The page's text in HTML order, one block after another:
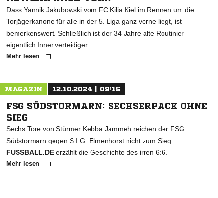
Dass Yannik Jakubowski vom FC Kilia Kiel im Rennen um die
Torjägerkanone für alle in der 5. Liga ganz vorne liegt, ist
bemerkenswert. Schließlich ist der 34 Jahre alte Routinier
eigentlich Innenverteidiger.
Mehr lesen
MAGAZIN 12.10.2024 | 09:15
FSG SÜDSTORMARN: SECHSERPACK OHNE
SIEG
Sechs Tore von Stürmer Kebba Jammeh reichen der FSG
Südstormarn gegen S.I.G. Elmenhorst nicht zum Sieg.
FUSSBALL.DE erzählt die Geschichte des irren 6:6.
Mehr lesen